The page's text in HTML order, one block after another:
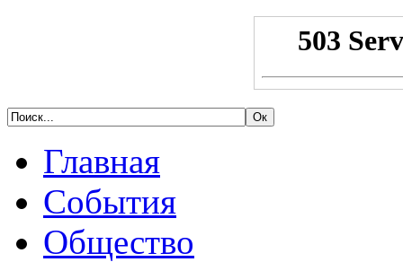
Главная
События
Общество